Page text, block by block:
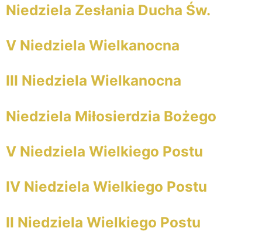
Niedziela Zesłania Ducha Św.
V Niedziela Wielkanocna
III Niedziela Wielkanocna
Niedziela Miłosierdzia Bożego
V Niedziela Wielkiego Postu
IV Niedziela Wielkiego Postu
II Niedziela Wielkiego Postu